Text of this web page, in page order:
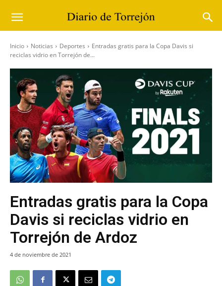
Inicio Noticias Deportes
Entradas gratis para la Copa Davis si
reciclas vidrio en Torrejón de...
Entradas gratis para la Copa
Davis si reciclas vidrio en
Torrejón de Ardoz
4 de noviembre de 2021